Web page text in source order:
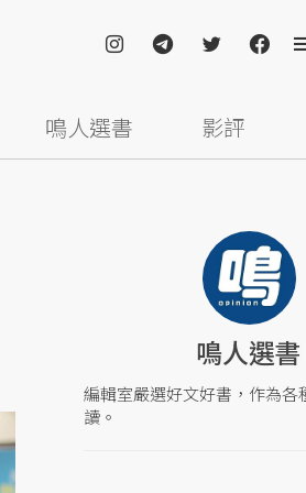
鳴人選書 影評
鳴人選書
編輯室嚴選好文好書，作為各
讀。